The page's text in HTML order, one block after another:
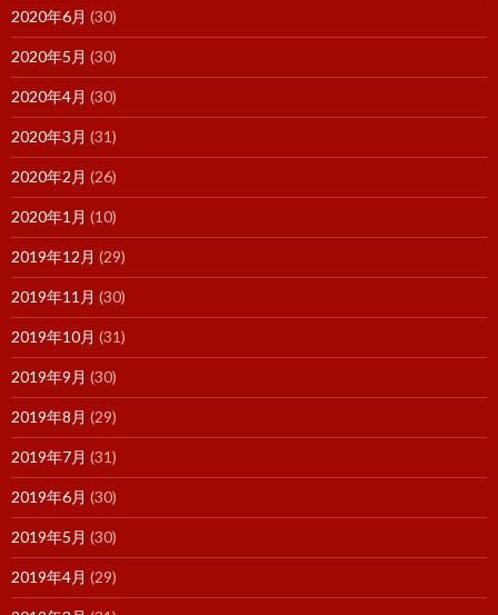
2020年6月 (30)
2020年5月 (30)
2020年4月 (30)
2020年3月 (31)
2020年2月 (26)
2020年1月 (10)
2019年12月 (29)
2019年11月 (30)
2019年10月 (31)
2019年9月 (30)
2019年8月 (29)
2019年7月 (31)
2019年6月 (30)
2019年5月 (30)
2019年4月 (29)